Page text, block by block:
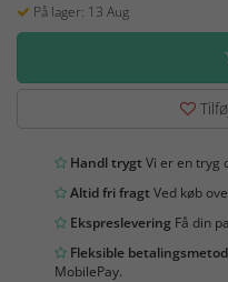
På lager: 13 Aug
Handl trygtVi er en tryg
Altid fri fragtVed køb
Ekspreslevering Få din
Fleksible
MobilePay.